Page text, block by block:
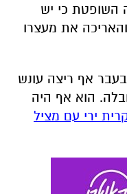
כי יש
את מעצרו
אף ריצה עונש
הוא אף היה
ירי עם מציל